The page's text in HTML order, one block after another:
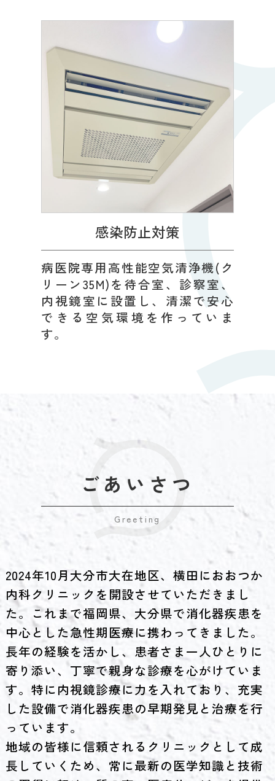
感染防止対策
病医院専用高性能空気清浄機(ク
リーン35M)を待合室、診察室、
内視鏡室に設置し、清潔で安心
できる空気環境を作っていま
す。
ごあいさつ
Greeting
2024年10月大分市大在地区、横田におおつか
内科クリニックを開設させていただきまし
た。これまで福岡県、大分県で消化器疾患を
中心とした急性期医療に携わってきました。
長年の経験を活かし、患者さま一人ひとりに
寄り添い、丁寧で親身な診療を心がけていま
す。特に内視鏡診療に力を入れており、充実
した設備で消化器疾患の早期発見と治療を行
っています。
地域の皆様に信頼されるクリニックとして成
長していくため、常に最新の医学知識と技術